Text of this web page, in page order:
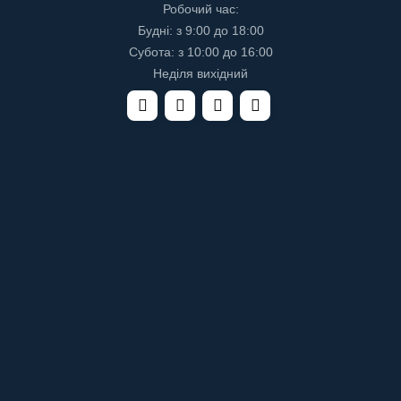
Робочий час:
Будні: з 9:00 до 18:00
Субота: з 10:00 до 16:00
Неділя вихідний